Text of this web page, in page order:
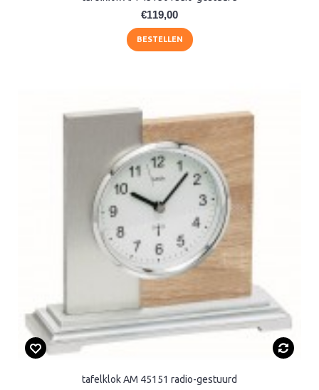
€119,00
BESTELLEN
tafelklok AM 45151 radio-gestuurd